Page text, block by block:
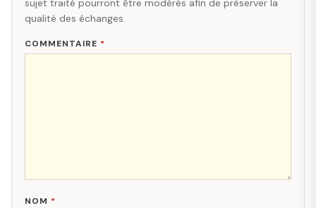
sujet traité pourront être modérés afin de préserver la
qualité des échanges.
COMMENTAIRE *
NOM *